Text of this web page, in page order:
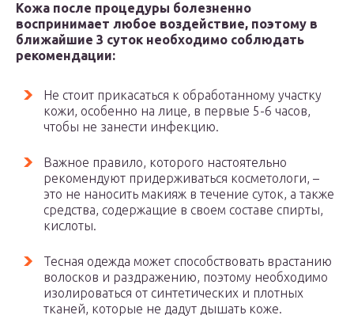
Кожа после процедуры болезненно
воспринимает любое воздействие, поэтому в
ближайшие 3 суток необходимо соблюдать
рекомендации:
Не стоит прикасаться к обработанному участку
кожи, особенно на лице, в первые 5-6 часов,
чтобы не занести инфекцию.
Важное правило, которого настоятельно
рекомендуют придерживаться косметологи, –
это не наносить макияж в течение суток, а также
средства, содержащие в своем составе спирты,
кислоты.
Тесная одежда может способствовать врастанию
волосков и раздражению, поэтому необходимо
изолироваться от синтетических и плотных
тканей, которые не дадут дышать коже.